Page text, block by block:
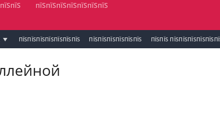
пїЅпїЅпїЅпїЅпїЅпїЅпїЅ
ПЇЅПЇЅПЇЅПЇЅПЇЅПЇЅПЇЅ ПЇЅПЇЅПЇЅПЇЅПЇЅПЇЅ ПЇЅПЇЅ